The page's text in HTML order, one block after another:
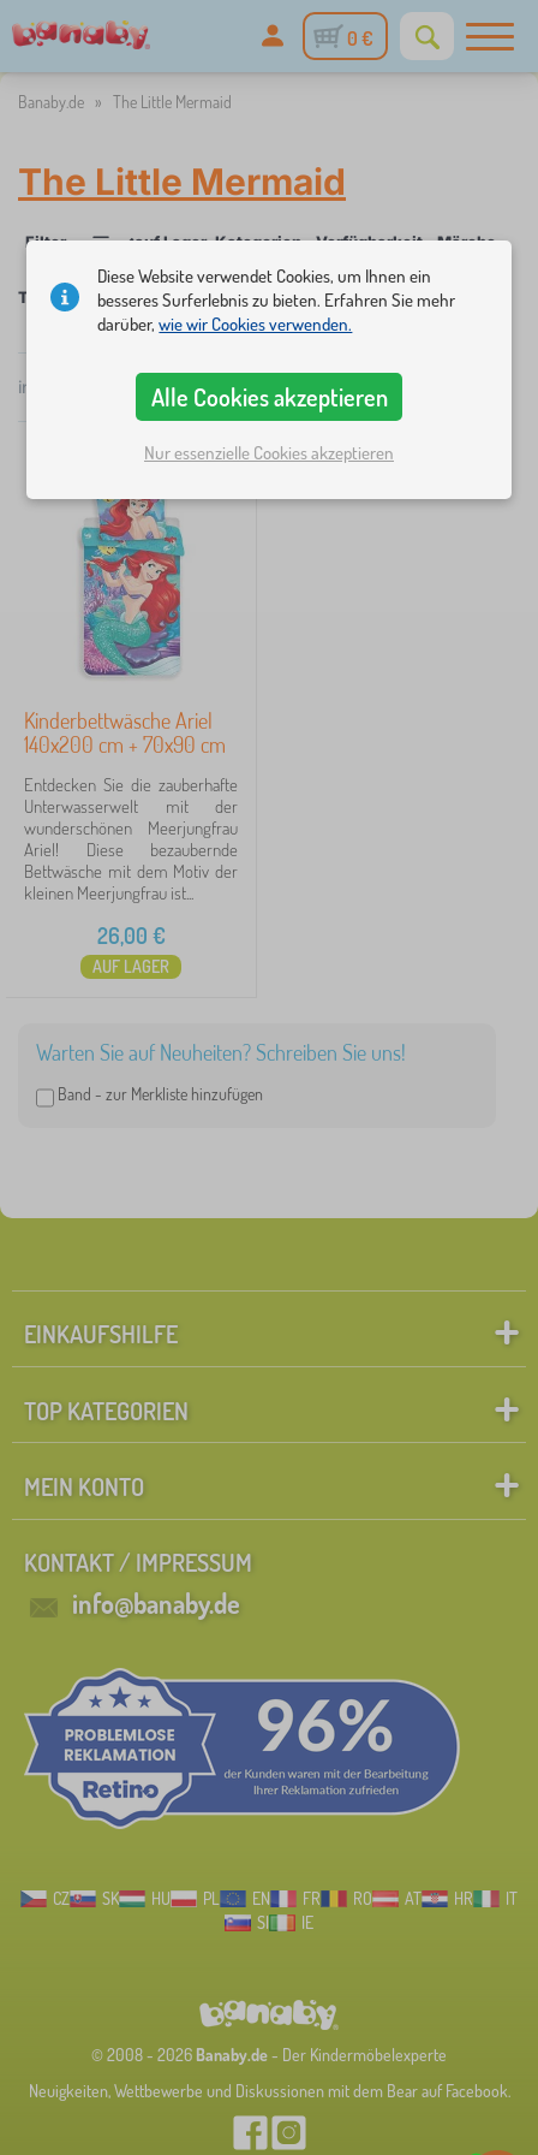
0 €
Banaby.de » The Little Mermaid
The Little Mermaid
Filter 1 ✓auf Lager Kategorien Verfügbarkeit
e
i
n
d
e
r
b
t
t
Suche innerhalb des filters
Verfügbarkeit
Märchenfiguren
✓ The Little Mermaid
1
Frozen
6
Lilo and Stitch
5
Gabby's Dollhouse
Spiderman
Mickey Mouse
2
The Little Mermaid
insgesamt Produkte
Popularität
Kinderbettwäsche Ariel
140x200 cm + 70x90 cm
Entdecken Sie die zauberhafte
Unterwasserwelt mit der
wunderschönen Meerjungfrau
Ariel! Diese bezaubernde
Bettwäsche mit dem Motiv der
kleinen Meerjungfrau ist...
26,00 €
AUF LAGER
Warten Sie auf Neuheiten? Schreiben Sie uns!
Band - zur Merkliste hinzufügen
EINKAUFSHILFE
TOP KATEGORIEN
MEIN KONTO
KONTAKT / IMPRESSUM
info@banaby.de
CZ SK HU PL EN FR RO AT HR
IT
SI
IE
© 2008 - 2026 Banaby.de- Der Kindermöbelexperte
Neuigkeiten, Wettbewerbe und Diskussionen mit dem Bear auf Facebook.
Diese Website verwendet Cookies, um Ihnen ein
besseres Surferlebnis zu bieten. Erfahren Sie mehr
darüber,wie wir Cookies verwenden.
Alle Cookies akzeptieren
Nur essenzielle Cookies akzeptieren